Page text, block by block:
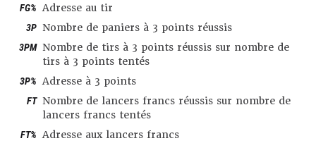
FG% Adresse au tir
3P Nombre de paniers à 3 points réussis
3PM Nombre de tirs à 3 points réussis sur nombre de
tirs à 3 points tentés
3P% Adresse à 3 points
FT Nombre de lancers francs réussis sur nombre de
lancers francs tentés
FT% Adresse aux lancers francs